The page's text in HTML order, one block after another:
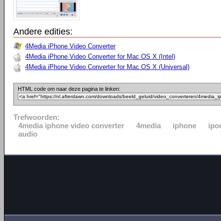
Andere edities:
4Media iPhone Video Converter
4Media iPhone Video Converter for Mac OS X (Intel)
4Media iPhone Video Converter for Mac OS X (Universal)
HTML code om naar deze pagina te linken:
Trefwoorden:
4media iphone video converter
4media iphone
audio